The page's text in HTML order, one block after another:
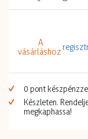
A
vásárláshoz
0 pont
Készleten.
megkaphassa!